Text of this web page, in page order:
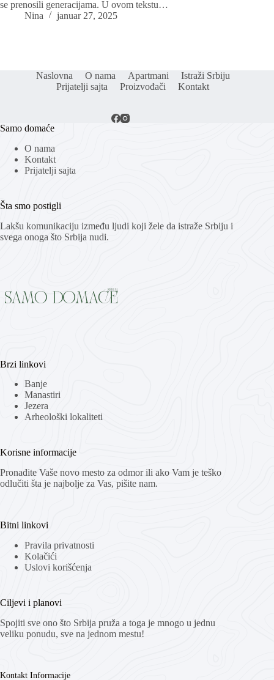
se prenosili generacijama. U ovom tekstu…
Nina
januar 27, 2025
Naslovna O nama Apartmani
Istraži Srbiju
Prijatelji sajta
Proizvođači Kontakt
Samo domaće
O nama
Kontakt
Prijatelji sajta
Šta smo postigli
Lakšu komunikaciju između ljudi koji žele da istraže Srbiju i
svega onoga što Srbija nudi.
Brzi linkovi
Banje
Manastiri
Jezera
Arheološki lokaliteti
Korisne informacije
Pronađite Vaše novo mesto za odmor ili ako Vam je teško
odlučiti šta je najbolje za Vas, pišite nam.
Bitni linkovi
Pravila privatnosti
Kolačići
Uslovi korišćenja
Ciljevi i planovi
Spojiti sve ono što Srbija pruža a toga je mnogo u jednu
veliku ponudu, sve na jednom mestu!
Kontakt Informacije